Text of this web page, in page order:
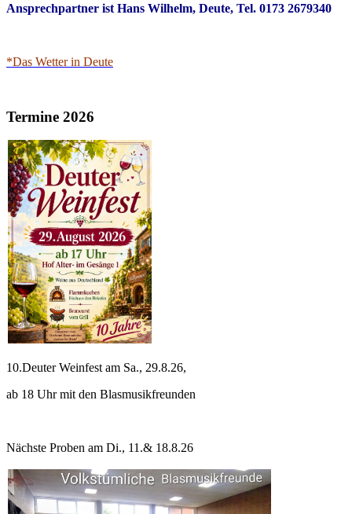
Ansprechpartner ist Hans Wilhelm, Deute, Tel. 0173 2679340
*Das Wetter in Deute
Termine 2026
10.Deuter Weinfest am Sa., 29.8.26,
ab 18 Uhr mit den Blasmusikfreunden
Nächste Proben am Di., 11.& 18.8.26